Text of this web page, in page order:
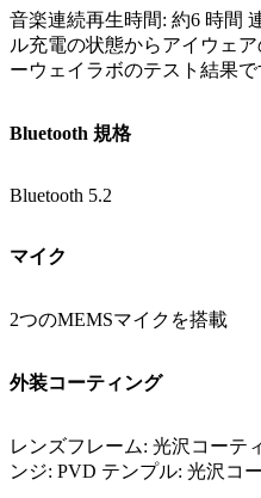
音楽連続再生時間: 約6 時間
ル充電の状態からアイウェ
ーウェイラボのテスト結果で
Bluetooth 規格
Bluetooth 5.2
マイク
2つのMEMSマイクを搭載
外装コーティング
レンズフレーム: 光沢コーテ
ンジ: PVD テンプル: 光沢コ